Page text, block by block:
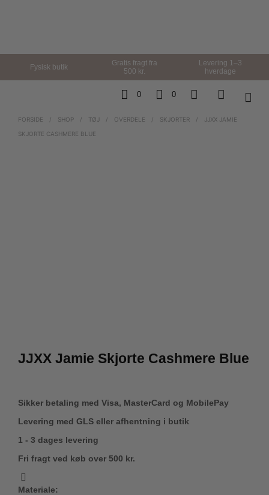
Fysisk butik
Gratis fragt fra
500 kr.
Levering 1–3
hverdage
0 0
FORSIDE / SHOP / TØJ / OVERDELE / SKJORTER /
JJXX JAMIE
SKJORTE CASHMERE BLUE
JJXX Jamie Skjorte Cashmere Blue
Sikker betaling med Visa, MasterCard og MobilePay
Levering med GLS eller afhentning i butik
1 - 3 dages levering
Fri fragt ved køb over 500 kr.
Materiale: